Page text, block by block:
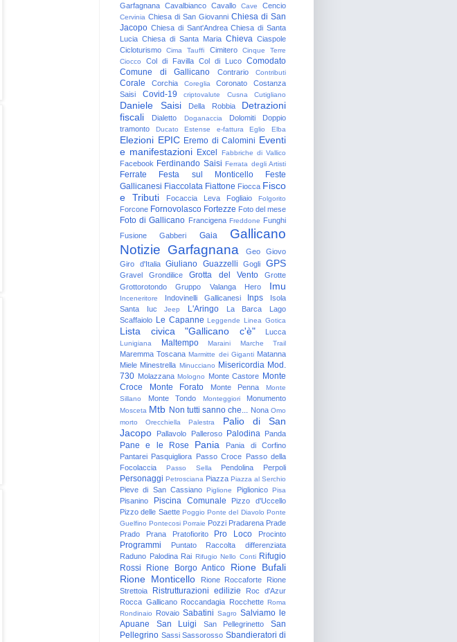
Garfagnana Cavalbianco Cavallo Cave Cencio
Cervinia Chiesa di San Giovanni Chiesa di San
Jacopo Chiesa di Sant'Andrea Chiesa di Santa
Lucia Chiesa di Santa Maria Chieva Ciaspole
Cicloturismo
Cima Tauffi Cimitero
Cinque Terre
Ciocco
Col di Favilla Col di Luco Comodato
Comune di Gallicano
Contrario Contributi
Corale Corchia Coreglia Coronato
Costanza
Saisi
Covid-19 criptovalute Cusna Cutigliano
Daniele Saisi Della Robbia
Detrazioni
fiscali
Dialetto Doganaccia Dolomiti
Doppio
tramonto
Ducato Estense e-fattura Eglio Elba
Elezioni EPIC Eremo di Calomini Eventi
e manifestazioni Excel Fabbriche di Vallico
Facebook Ferdinando Saisi Ferrata degli Artisti
Ferrate Festa sul Monticello
Feste
Gallicanesi Fiaccolata Fiattone Fiocca Fisco
e Tributi
Focaccia Leva Fogliaio Folgorito
Forcone Fornovolasco Fortezze Foto del mese
Foto di Gallicano Francigena Freddone Funghi
Fusione
Gabberi Gaia
Gallicano
Notizie Garfagnana Geo
Giovo
Giro d'Italia
Giuliano Guazzelli Gogli GPS
Gravel Grondilice Grotta del Vento
Grotte
Grottorotondo
Gruppo Valanga Hero Imu
Inceneritore Indovinelli Gallicanesi Inps
Isola
Santa
Iuc Jeep L'Aringo La Barca
Lago
Scaffaiolo Le Capanne Leggende Linea Gotica
Lista civica "Gallicano c'è" Lucca
Lunigiana Maltempo Maraini Marche Trail
Maremma Toscana Marmitte dei Giganti Matanna
Miele Minestrella Minucciano Misericordia Mod.
730 Molazzana Mologno Monte Castore Monte
Croce
Monte Forato Monte Penna
Monte
Sillano
Monte Tondo Monteggiori Monumento
Mosceta Mtb Non tutti sanno che... Nona Omo
morto
Orecchiella Palestra
Palio di San
Jacopo
Pallavolo Palleroso Palodina Panda
Pane e le Rose Pania
Pania di Corfino
Pantarei Pasquigliora Passo Croce Passo della
Focolaccia
Passo Sella Pendolina Perpoli
Personaggi Petrosciana Piazza Piazza al Serchio
Pieve di San Cassiano Piglione Piglionico Pisa
Pisanino Piscina Comunale
Pizzo d'Uccello
Pizzo delle Saette Poggio Ponte del Diavolo Ponte
Guelfino Pontecosi Porraie Pozzi Pradarena Prade
Prado
Prana Pratofiorito Pro Loco Procinto
Programmi Puntato
Raccolta differenziata
Raduno Palodina Rai Rifugio Nello Conti Rifugio
Rossi
Rione Borgo Antico
Rione Bufali
Rione Monticello
Rione Roccaforte
Rione
Strettoia
Ristrutturazioni edilizie
Roc d'Azur
Rocca Gallicano Roccandagia Rocchette Roma
Rondinaio
Rovaio Sabatini Sagro Salviamo le
Apuane
San Luigi San Pellegrinetto
San
Pellegrino Sassi Sassorosso Sbandieratori di